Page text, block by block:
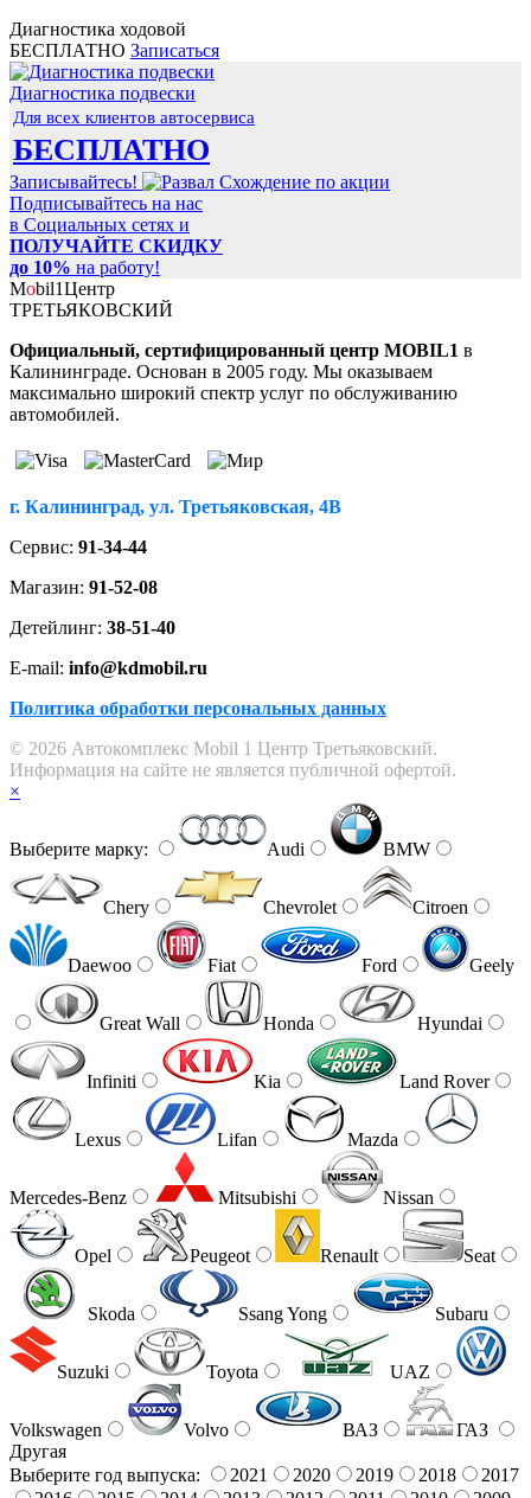
Диагностика ходовой
БЕСПЛАТНО Записаться
Диагностика подвески
Для всех клиентов автосервиса
БЕСПЛАТНО
Записывайтесь!
Подписывайтесь на нас
в Социальных сетях и
ПОЛУЧАЙТЕ СКИДКУ
до 10% на работу!
Mobil1Центр
ТРЕТЬЯКОВСКИЙ
Официальный, сертифицированный центр MOBIL1 в
Калининграде. Основан в 2005 году. Мы оказываем
максимально широкий спектр услуг по обслуживанию
автомобилей.
г. Калининград, ул. Третьяковская, 4В
Сервис: 91-34-44
Магазин: 91-52-08
Детейлинг: 38-51-40
E-mail: info@kdmobil.ru
Политика обработки персональных данных
© 2026 Автокомплекс Mobil 1 Центр Третьяковский.
Информация на сайте не является публичной офертой.
×
Выберите марку: Audi BMW
Chery Chevrolet Citroen
Daewoo Fiat Ford Geely
Great Wall Honda Hyundai
Infiniti Kia Land Rover
Lexus Lifan Mazda
Mercedes-Benz Mitsubishi Nissan
Opel Peugeot Renault Seat
Skoda Ssang Yong Subaru
Suzuki Toyota UAZ
Volkswagen Volvo ВАЗ
ГАЗ
Другая
Выберите год выпуска:
2021 2020 2019 2018
2017